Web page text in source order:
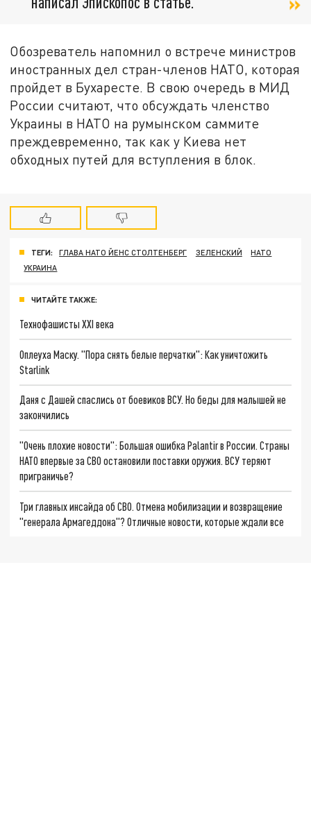
Обозреватель напомнил о встрече министров
иностранных дел стран-членов НАТО, которая
пройдет в Бухаресте. В свою очередь в МИД
России считают, что обсуждать членство
Украины в НАТО на румынском саммите
преждевременно, так как у Киева нет
обходных путей для вступления в блок.
ТЕГИ: ГЛАВА НАТО ЙЕНС СТОЛТЕНБЕРГ ЗЕЛЕНСКИЙ
НАТО
УКРАИНА
ЧИТАЙТЕ ТАКЖЕ:
Технофашисты XXI века
Оплеуха Маску. "Пора снять белые перчатки": Как уничтожить
Starlink
Даня с Дашей спаслись от боевиков ВСУ. Но беды для малышей не
закончились
"Очень плохие новости": Большая ошибка Palantir в России. Страны
НАТО впервые за СВО остановили поставки оружия. ВСУ теряют
приграничье?
Три главных инсайда об СВО. Отмена мобилизации и возвращение
"генерала Армагеддона"? Отличные новости, которые ждали все